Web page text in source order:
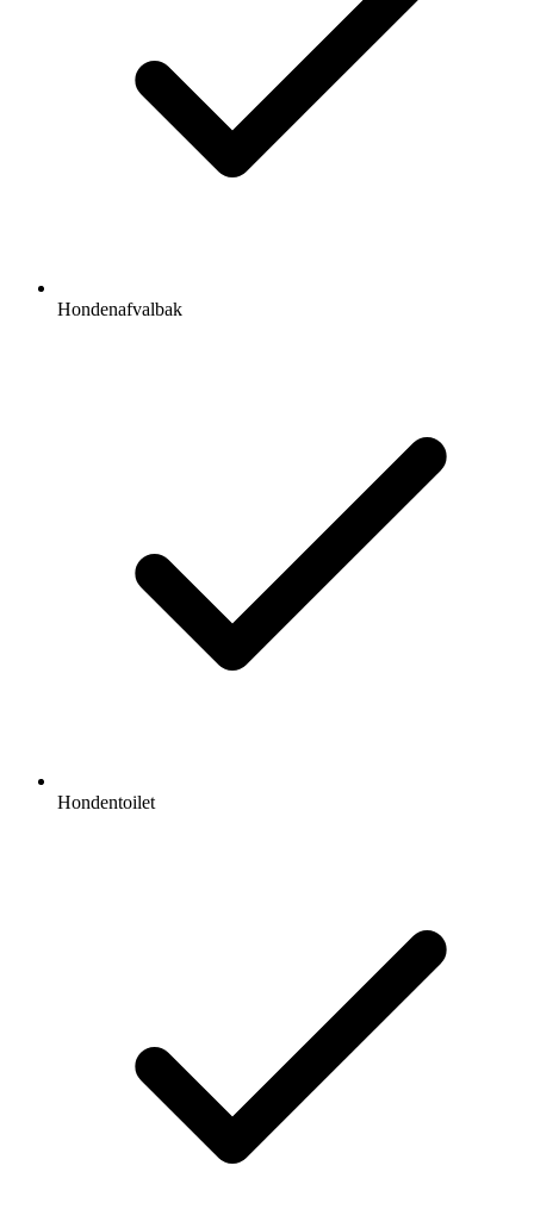
Hondenafvalbak
Hondentoilet